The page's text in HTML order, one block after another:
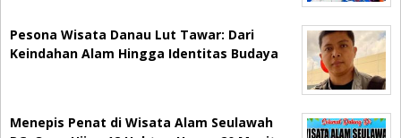
Pesona Wisata Danau Lut Tawar: Dari
Keindahan Alam Hingga Identitas Budaya
Menepis Penat di Wisata Alam Seulawah